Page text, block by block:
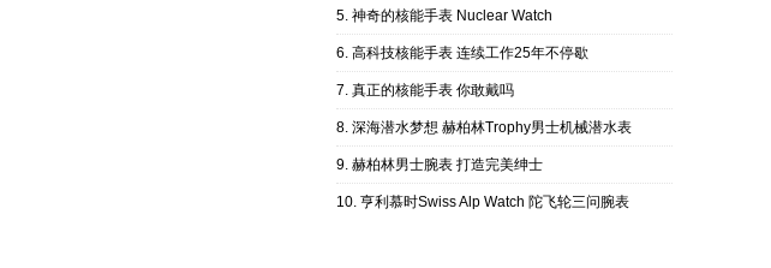
神奇的核能手表 Nuclear Watch
高科技核能手表 连续工作25年不停歇
真正的核能手表 你敢戴吗
深海潜水梦想 赫柏林Trophy男士机械潜水表
赫柏林男士腕表 打造完美绅士
亨利慕时Swiss Alp Watch 陀飞轮三问腕表